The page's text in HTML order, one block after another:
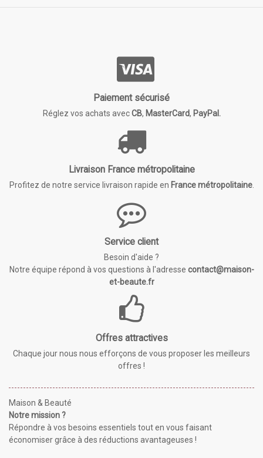
Paiement sécurisé
Réglez vos achats avecCB, MasterCard, PayPal.
Livraison France métropolitaine
Profitez de notre service livraison rapide en France métropolitaine.
Service client
Besoin d'aide ?
Notre équipe répond à vos questions à l'adresse contact@maison-
et-beaute.fr
Offres attractives
Chaque jour nous nous efforçons de vous proposer les meilleurs
offres !
Maison & Beauté
Notre mission ?
Répondre à vos besoins essentiels tout en vous faisant
économiser grâce à des réductions avantageuses !